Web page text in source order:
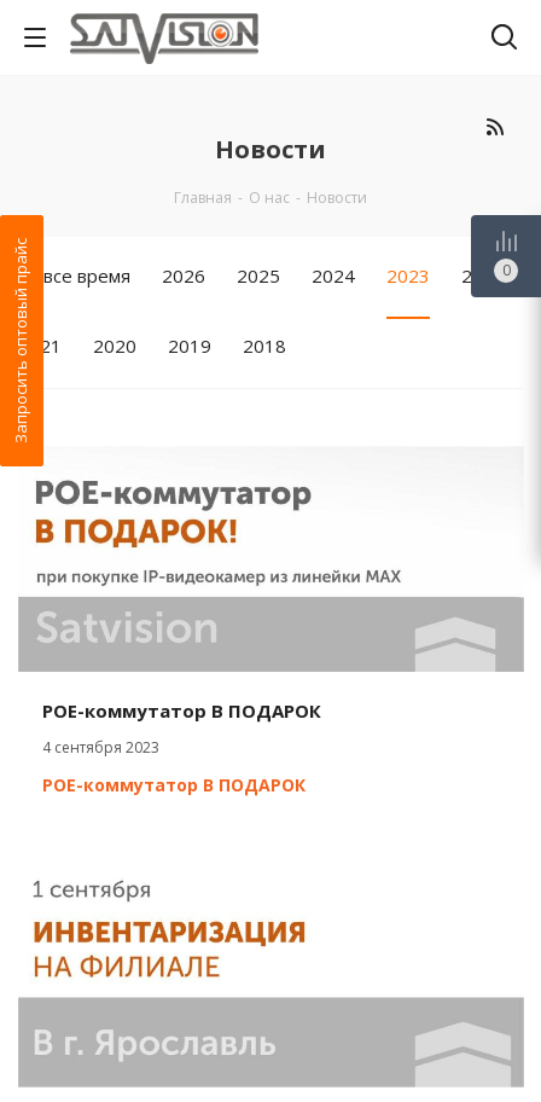
Новости
Главная - О нас - Новости
За все время 2026 2025 2024 2023 2022
2021 2020 2019 2018
POE-коммутатор В ПОДАРОК
4 сентября 2023
POE-коммутатор В ПОДАРОК
Запросить оптовый прайс 0